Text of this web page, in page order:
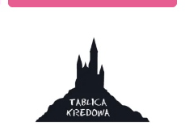
60x81cm
80x108cm